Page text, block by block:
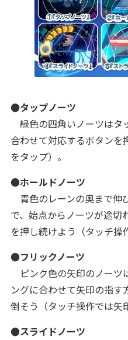
●タップノーツ
緑色の四角いノーツはタ
合わせて対応するボタンを
をタップ）。
●ホールドノーツ
青色のレーンの奥まで伸
で、始点からノーツが途切
を押し続けよう（タッチ操
●フリックノーツ
ピンク色の矢印のノーツ
ングに合わせて矢印の指す
倒そう（タッチ操作では矢
●スライドノーツ